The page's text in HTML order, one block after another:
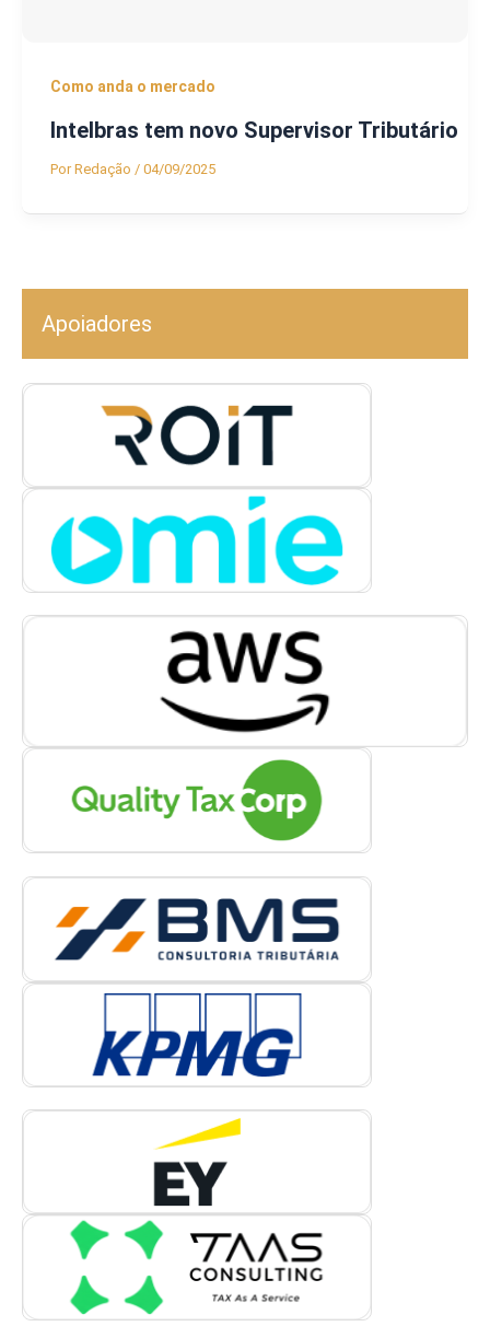
Como anda o mercado
Intelbras tem novo Supervisor Tributário
PorRedação / 04/09/2025
Apoiadores